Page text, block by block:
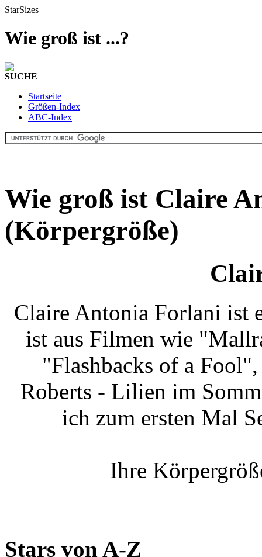
StarSizes
Wie groß ist ...?
SUCHE
Startseite
Größen-Index
ABC-Index
Wie groß ist Claire
(Körpergröße)
Claire Antonia Forlani ist
ist aus Filmen wie
"Flashbacks of a
Roberts - Lilien im
ich zum ersten Mal
Ihre
Stars von A-Z